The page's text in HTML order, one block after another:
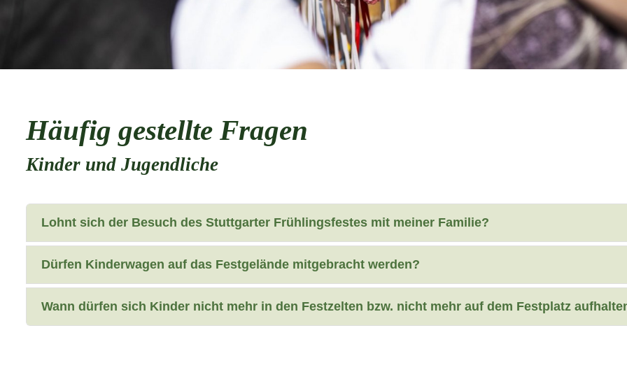
Häufig gestellte Fragen
Kinder und Jugendliche
Lohnt sich der Besuch des Stuttgarter Frühlingsfestes mit meiner Familie?
Dürfen Kinderwagen auf das Festgelände mitgebracht werden?
Wann dürfen sich Kinder nicht mehr in den Festzelten bzw. nicht mehr auf dem Festplatz